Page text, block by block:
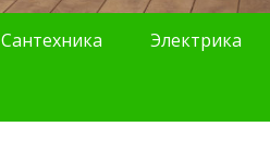
Сантехника Электрика